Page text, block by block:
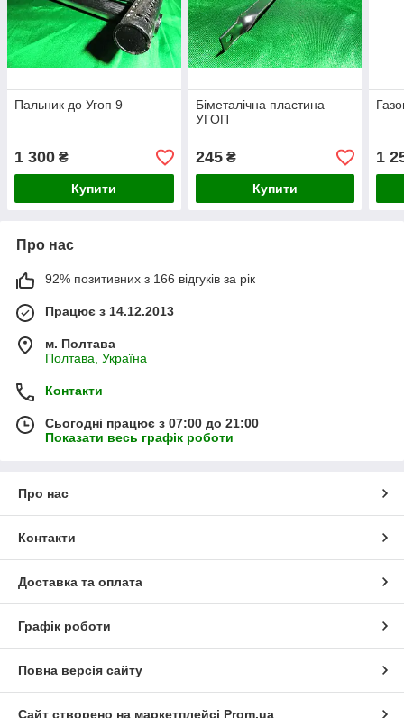
Пальник до Угоп 9
1 300 ₴
Купити
Біметалічна пластина
УГОП
245₴
Купити
1
Про нас
92% позитивних з 166 відгуків за рік
Працює з 14.12.2013
м. Полтава
Полтава, Україна
Контакти
Сьогодні працює з 07:00 до 21:00
Показати весь графік роботи
Про нас
Контакти
Доставка та оплата
Графік роботи
Повна версія сайту
Сайт створено на маркетплейсі Prom.ua